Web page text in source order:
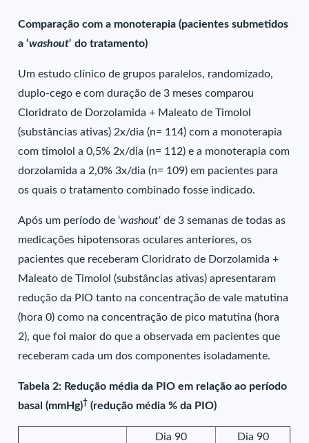
Comparação com a monoterapia (pacientes submetidos
a ‘washout‘ do tratamento)
Um estudo clínico de grupos paralelos, randomizado,
duplo-cego e com duração de 3 meses comparou
Cloridrato de Dorzolamida + Maleato de Timolol
(substâncias ativas) 2x/dia (n= 114) com a monoterapia
com timolol a 0,5% 2x/dia (n= 112) e a monoterapia com
dorzolamida a 2,0% 3x/dia (n= 109) em pacientes para
os quais o tratamento combinado fosse indicado.
Após um período de ‘washout‘ de 3 semanas de todas as
medicações hipotensoras oculares anteriores, os
pacientes que receberam Cloridrato de Dorzolamida +
Maleato de Timolol (substâncias ativas) apresentaram
redução da PIO tanto na concentração de vale matutina
(hora 0) como na concentração de pico matutina (hora
2), que foi maior do que a observada em pacientes que
receberam cada um dos componentes isoladamente.
Tabela 2: Redução média da PIO em relação ao período
basal (mmHg)† (redução média % da PIO)
Dia 90
Dia 90